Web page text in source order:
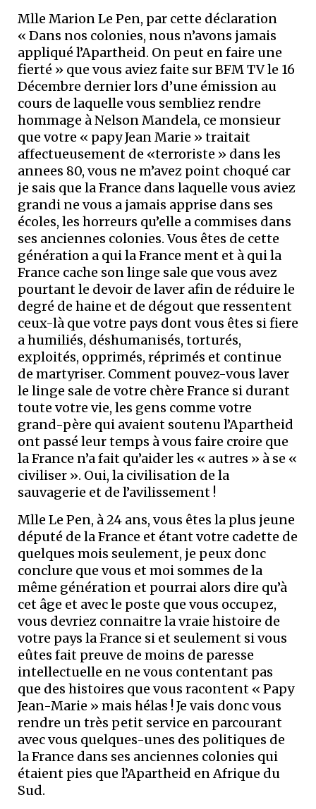
Mlle Marion Le Pen, par cette déclaration
« Dans nos colonies, nous n’avons jamais
appliqué l’Apartheid. On peut en faire une
fierté » que vous aviez faite sur BFM TV le 16
Décembre dernier lors d’une émission au
cours de laquelle vous sembliez rendre
hommage à Nelson Mandela, ce monsieur
que votre « papy Jean Marie » traitait
affectueusement de «terroriste » dans les
annees 80, vous ne m’avez point choqué car
je sais que la France dans laquelle vous aviez
grandi ne vous a jamais apprise dans ses
écoles, les horreurs qu’elle a commises dans
ses anciennes colonies. Vous êtes de cette
génération a qui la France ment et à qui la
France cache son linge sale que vous avez
pourtant le devoir de laver afin de réduire le
degré de haine et de dégout que ressentent
ceux-là que votre pays dont vous êtes si fiere
a humiliés, déshumanisés, torturés,
exploités, opprimés, réprimés et continue
de martyriser. Comment pouvez-vous laver
le linge sale de votre chère France si durant
toute votre vie, les gens comme votre
grand-père qui avaient soutenu l’Apartheid
ont passé leur temps à vous faire croire que
la France n’a fait qu’aider les « autres » à se «
civiliser ». Oui, la civilisation de la
sauvagerie et de l’avilissement !
Mlle Le Pen, à 24 ans, vous êtes la plus jeune
député de la France et étant votre cadette de
quelques mois seulement, je peux donc
conclure que vous et moi sommes de la
même génération et pourrai alors dire qu’à
cet âge et avec le poste que vous occupez,
vous devriez connaitre la vraie histoire de
votre pays la France si et seulement si vous
eûtes fait preuve de moins de paresse
intellectuelle en ne vous contentant pas
que des histoires que vous racontent « Papy
Jean-Marie » mais hélas ! Je vais donc vous
rendre un très petit service en parcourant
avec vous quelques-unes des politiques de
la France dans ses anciennes colonies qui
étaient pies que l’Apartheid en Afrique du
Sud.